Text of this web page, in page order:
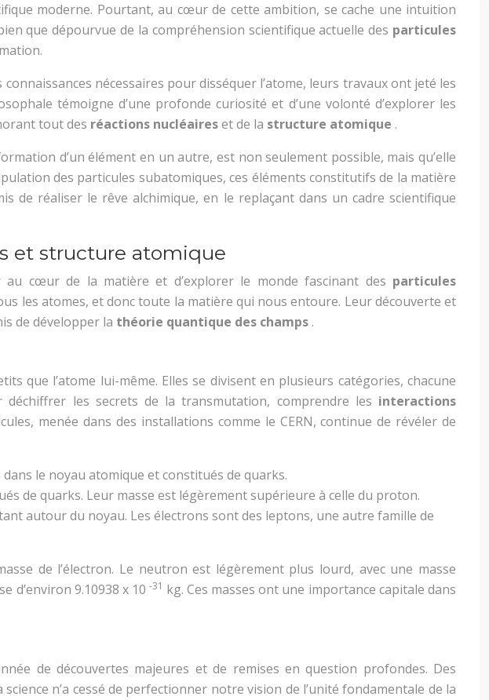
moderne. Pourtant, au cœur de cette ambition, se cache une intuition
que dépourvue de la compréhension scientifique actuelle des particules
nécessaires pour disséquer l’atome, leurs travaux ont jeté les
témoigne d’une profonde curiosité et d’une volonté d’explorer les
tout des réactions nucléaireset de la structure atomique .
d’un élément en un autre, est non seulement possible, mais qu’elle
des particules subatomiques, ces éléments constitutifs de la matière
de réaliser le rêve alchimique, en le replaçant dans un cadre scientifique
et structure atomique
cœur de la matière et d’explorer le monde fascinant des particules
les atomes, et donc toute la matière qui nous entoure. Leur découverte et
de développer la théorie quantique des champs .
que l’atome lui-même. Elles se divisent en plusieurs catégories, chacune
les secrets de la transmutation, comprendre les interactions
menée dans des installations comme le CERN, continue de révéler de
le noyau atomique et constitués de quarks.
de quarks. Leur masse est légèrement supérieure à celle du proton.
autour du noyau. Les électrons sont des leptons, une autre famille de
de l’électron. Le neutron est légèrement plus lourd, avec une masse
d’environ 9.10938 x 10-31 kg. Ces masses ont une importance capitale dans
de découvertes majeures et de remises en question profondes. Des
n’a cessé de perfectionner notre vision de l’unité fondamentale de la